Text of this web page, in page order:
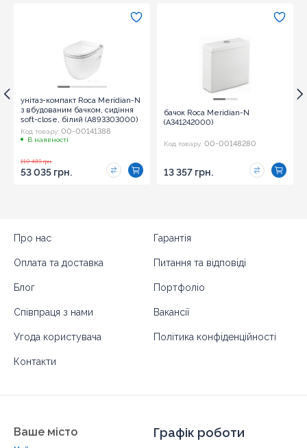
унітаз-компакт Roca Meridian-N
з вбудованим бачком, сидіння
soft-close, білий (A893303000)
Код товару: 00-00141388
В наявності
110 489 грн.
53 035 грн.
бачок Roca Meridian-N
(A341242000)
Код товару: 00-00148280
13 357 грн.
Про нас Гарантія
Оплата та доставка Питання та відповіді
Блог Портфоліо
Співпраця з нами Вакансії
Угода користувача Політика конфіденційності
Контакти
Ваше місто Графік роботи